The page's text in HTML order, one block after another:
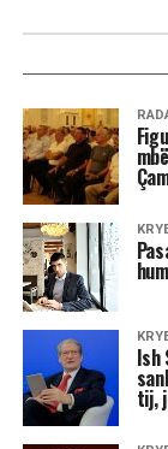
Mamdani,
frikëson
nga vota
Shkruar nga